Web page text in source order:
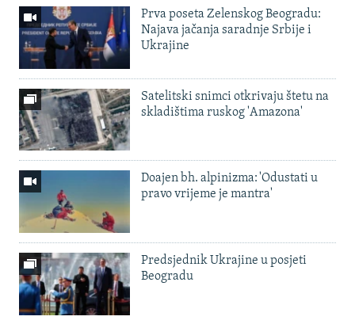
Prva poseta Zelenskog Beogradu:
Najava jačanja saradnje Srbije i
Ukrajine
Satelitski snimci otkrivaju štetu na
skladištima ruskog 'Amazona'
Doajen bh. alpinizma: 'Odustati u
pravo vrijeme je mantra'
Predsjednik Ukrajine u posjeti
Beogradu